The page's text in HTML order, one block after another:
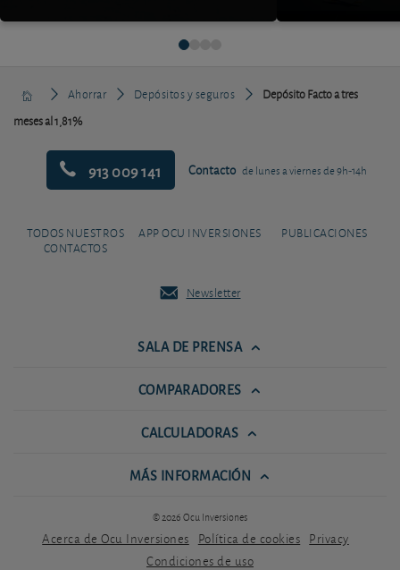
Ahorrar Depósitos y seguros
Depósito Facto a tres
meses al 1,81%
913 009 141 Contacto de lunes a viernes de 9h-14h
TODOS NUESTROS
CONTACTOS
APP OCU INVERSIONES PUBLICACIONES
Newsletter
SALA DE PRENSA
COMPARADORES
CALCULADORAS
MÁS INFORMACIÓN
© 2026 Ocu Inversiones
Acerca de Ocu Inversiones Política de cookies Privacy
Condiciones de uso